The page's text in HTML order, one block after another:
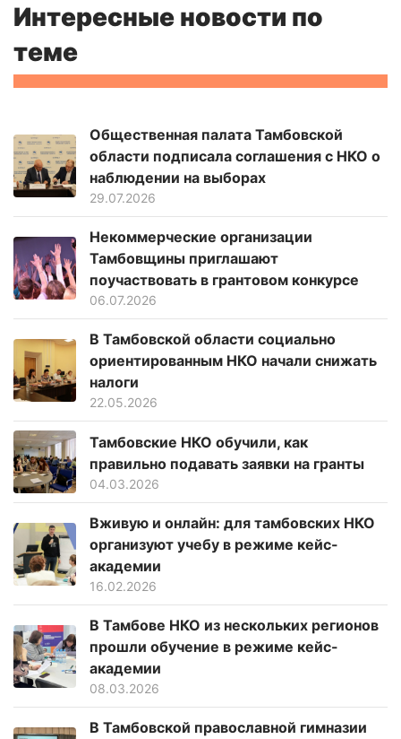
Интересные новости по
теме
Общественная палата Тамбовской
области подписала соглашения с НКО о
наблюдении на выборах
29.07.2026
Некоммерческие организации
Тамбовщины приглашают
поучаствовать в грантовом конкурсе
06.07.2026
В Тамбовской области социально
ориентированным НКО начали снижать
налоги
22.05.2026
Тамбовские НКО обучили, как
правильно подавать заявки на гранты
04.03.2026
Вживую и онлайн: для тамбовских НКО
организуют учебу в режиме кейс-
академии
16.02.2026
В Тамбове НКО из нескольких регионов
прошли обучение в режиме кейс-
академии
08.03.2026
В Тамбовской православной гимназии